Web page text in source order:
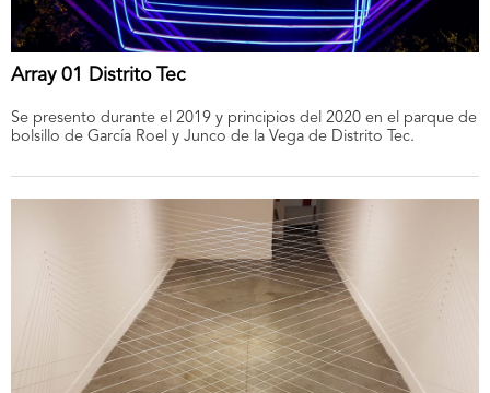
Array 01 Distrito Tec
Se presento durante el 2019 y principios del 2020 en el parque de
bolsillo de García Roel y Junco de la Vega de Distrito Tec.